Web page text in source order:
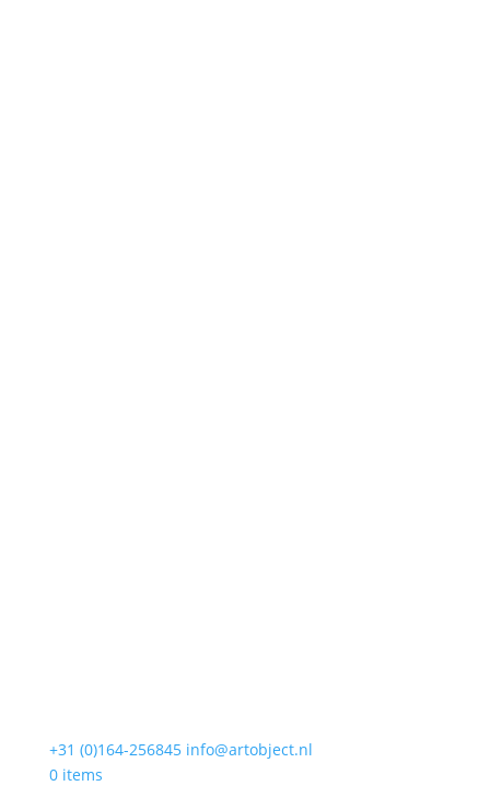
+31 (0)164-256845 info@artobject.nl
0 items